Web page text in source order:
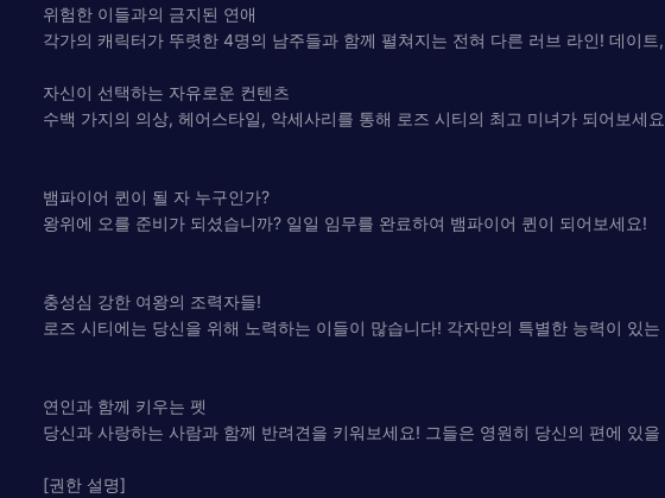
위험한 이들과의 금지된 연애
각가의 캐릭터가 뚜렷한 4명의 남주들과 함께 펼쳐지는 전혀 다른 러브 라인! 데이
자신이 선택하는 자유로운 컨텐츠
수백 가지의 의상, 헤어스타일, 악세사리를 통해 로즈 시티의 최고 미녀가 되어보세
뱀파이어 퀸이 될 자 누구인가?
왕위에 오를 준비가 되셨습니까? 일일 임무를 완료하여 뱀파이어 퀸이 되어보세요!
충성심 강한 여왕의 조력자들!
로즈 시티에는 당신을 위해 노력하는 이들이 많습니다! 각자만의 특별한 능력이 있
연인과 함께 키우는 펫
당신과 사랑하는 사람과 함께 반려견을 키워보세요! 그들은 영원히 당신의 편에 있을
[권한 설명]